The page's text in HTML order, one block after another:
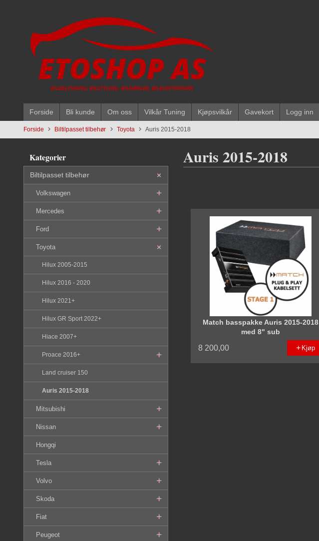
innholdet
Forside Bli kunde Om oss Vilkår Tuning Kjøpsvilkår Gavekort Logg inn
Forside Biltilpasset tilbehør Toyota Auris 2015-2018
Kategorier
Biltilpasset tilbehør
Volkswagen
Mercedes
Ford
Toyota
Hilux 2005-2015
Hilux 2016 - 2020
Hilux 2021+
Hilux GR Sport 2022+
Hiace 2007+
Proace 2016+
Land cruiser 150
Auris 2015-2018
Mitsubishi
Nissan
Hongqi
Tesla
Volvo
Skoda
Fiat
Peugeot
Auris 2015-2018
Match basspakke Auris 2015-2018
med 8" sub
8 200,00 Kjøp